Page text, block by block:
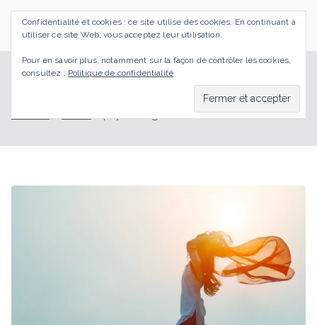
Aller
SI J'OSAIS
Bilan de Compétences Gestalt Rezé
Confidentialité et cookies : ce site utilise des cookies. En continuant à
utiliser ce site Web, vous acceptez leur utilisation.
Pour en savoir plus, notamment sur la façon de contrôler les cookies,
consultez : Politique de confidentialité